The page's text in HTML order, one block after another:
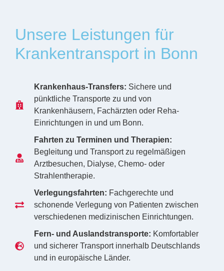
Unsere Leistungen für
Krankentransport in Bonn
Krankenhaus-Transfers: Sichere und
pünktliche Transporte zu und von
Krankenhäusern, Fachärzten oder Reha-
Einrichtungen in und um Bonn.
Fahrten zu Terminen und Therapien:
Begleitung und Transport zu regelmäßigen
Arztbesuchen, Dialyse, Chemo- oder
Strahlentherapie.
Verlegungsfahrten: Fachgerechte und
schonende Verlegung von Patienten zwischen
verschiedenen medizinischen Einrichtungen.
Fern- und Auslandstransporte: Komfortabler
und sicherer Transport innerhalb Deutschlands
und in europäische Länder.